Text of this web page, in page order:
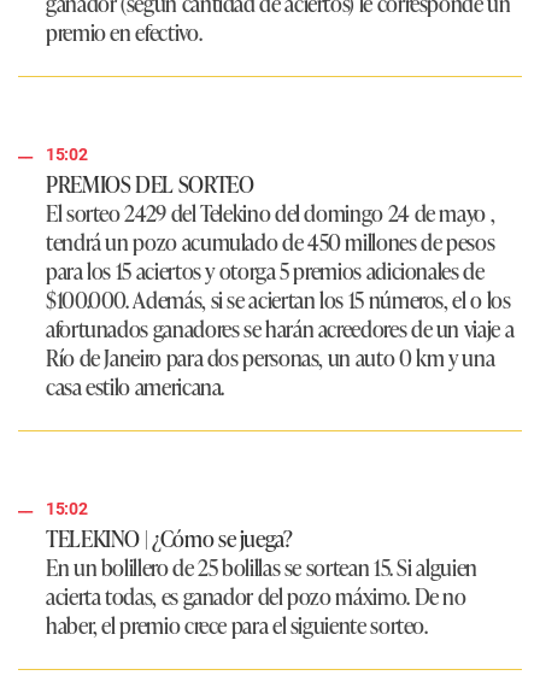
premio en efectivo.
15:02
PREMIOS DEL SORTEO
El sorteo 2429 del Telekino del domingo 24 de mayo ,
tendrá un pozo acumulado de 450 millones de pesos
para los 15 aciertos y otorga 5 premios adicionales de
$100.000. Además, si se aciertan los 15 números, el o los
afortunados ganadores se harán acreedores de un viaje a
Río de Janeiro para dos personas, un auto 0 km y una
casa estilo americana.
15:02
TELEKINO | ¿Cómo se juega?
En un bolillero de 25 bolillas se sortean 15. Si alguien
acierta todas, es ganador del pozo máximo. De no
haber, el premio crece para el siguiente sorteo.